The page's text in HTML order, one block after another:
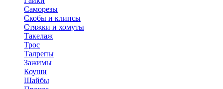
Саморезы
Скобы и клипсы
Стяжки и хомуты
Такелаж
Трос
Талрепы
Зажимы
Коуши
Шайбы